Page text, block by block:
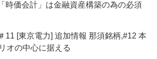
「時価会計」は金融資産構築の為の必須
11 [東京電力] 追加情報 那須銘柄,#12 本
オの中心に据える